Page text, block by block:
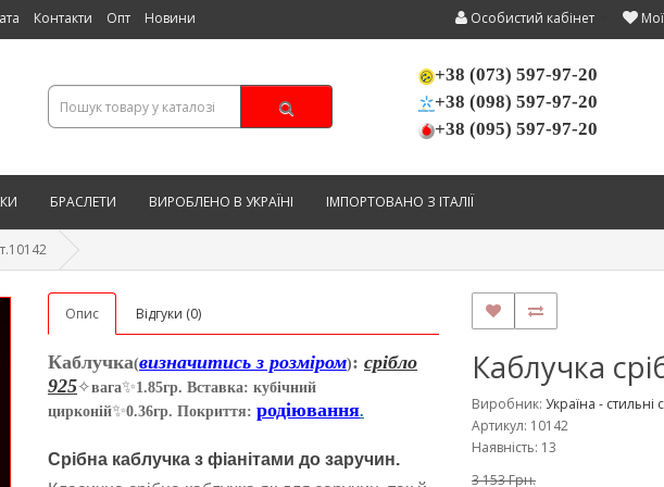
Контакти Опт Новини Особистий кабінет
+38 (073) 597-97-20
+38 (098) 597-97-20
+38 (095) 597-97-20
БРАСЛЕТИ ВИРОБЛЕНО В УКРАЇНІ ІМПОРТОВАНО З ІТАЛІЇ
Опис Відгуки (0)
Каблучка(визначитись з розміром): срібло
925✧вага✨1.85гр. Вставка: кубічний
цирконій✨0.36гр. Покриття: родіювання.
Срібна каблучка з фіанітами до заручин.
Каблучка
Виробник: Україна - стильні
Артикул: 10142
Наявність: 13
3 153 Грн.